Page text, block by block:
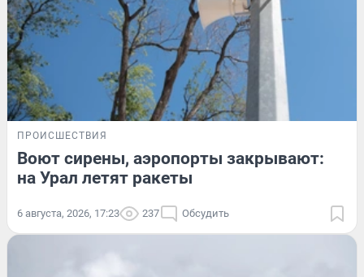
ПРОИСШЕСТВИЯ
Воют сирены, аэропорты закрывают:
на Урал летят ракеты
6 августа, 2026, 17:23 237 Обсудить